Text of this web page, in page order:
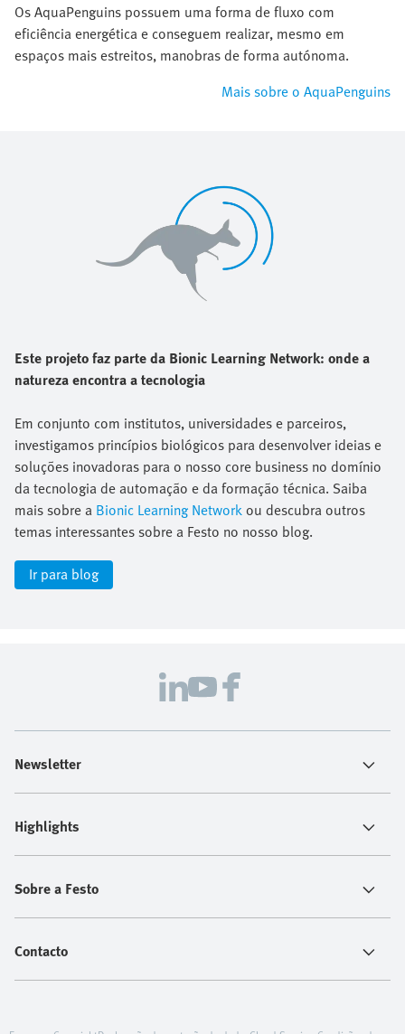
Os AquaPenguins possuem uma forma de fluxo com
eficiência energética e conseguem realizar, mesmo em
espaços mais estreitos, manobras de forma autónoma.
Mais sobre o AquaPenguins
Este projeto faz parte da Bionic Learning Network: onde a
natureza encontra a tecnologia
Em conjunto com institutos, universidades e parceiros,
investigamos princípios biológicos para desenvolver ideias e
soluções inovadoras para o nosso core business no domínio
da tecnologia de automação e da formação técnica. Saiba
mais sobre a Bionic Learning Networkou descubra outros
temas interessantes sobre a Festo no nosso blog.
Ir para blog
Newsletter
Highlights
Sobre a Festo
Contacto